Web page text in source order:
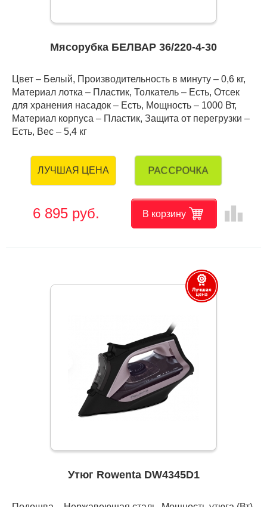
Мясорубка БЕЛВАР 36/220-4-30
Цвет – Белый, Производительность в минуту – 0,6 кг,
Материал лотка – Пластик, Толкатель – Есть, Отсек
для хранения насадок – Есть, Мощность – 1000 Вт,
Материал корпуса – Пластик, Защита от перегрузки –
Есть, Вес – 5,4 кг
ЛУЧШАЯ ЦЕНА РАССРОЧКА
6 895 руб. В корзину leaderboard
Утюг Rowenta DW4345D1